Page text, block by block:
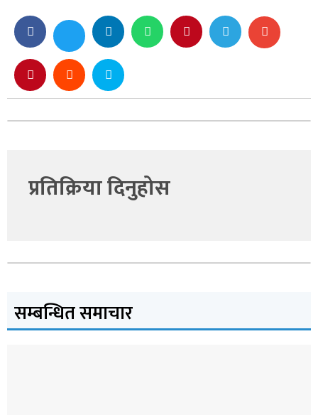
प्रतिक्रिया दिनुहोस
सम्बन्धित समाचार